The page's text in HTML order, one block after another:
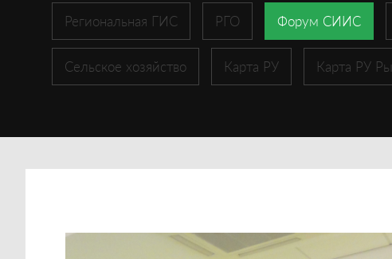
Региональная ГИС РГО Форум СИИС
Сельское хозяйство Карта РУ Карта РУ